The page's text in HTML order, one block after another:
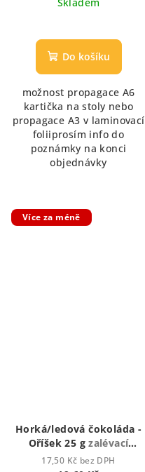
hodnocení
produktu
z
5
hvězdiček.
Do košíku
možnost propagace A6
kartička na stoly nebo
propagace A3 v laminovací
foliiprosím info do
poznámky na konci
objednávky
Více za méně
Horká/ledová čokoláda -
Oříšek 25 gzalévací
vodou či mlékem
17,50 Kč bez DPH